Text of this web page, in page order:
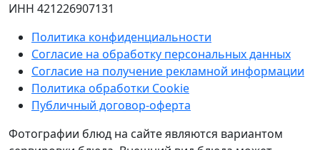
ИНН 421226907131
Политика конфиденциальности
Согласие на обработку персональных данных
Согласие на получение рекламной информации
Политика обработки Cookie
Публичный договор-оферта
Фотографии блюд на сайте являются вариантом